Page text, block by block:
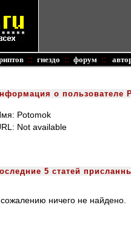
:: гнездо :: форум ::
о пользователе
Potomok
Not available
5 статей
ничего не найдено.